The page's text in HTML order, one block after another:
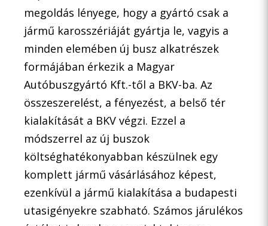
megoldás lényege, hogy a gyártó csak a
jármű karosszériáját gyártja le, vagyis a
minden elemében új busz alkatrészek
formájában érkezik a Magyar
Autóbuszgyártó Kft.-től a BKV-ba. Az
összeszerelést, a fényezést, a belső tér
kialakítását a BKV végzi. Ezzel a
módszerrel az új buszok
költséghatékonyabban készülnek egy
komplett jármű vásárlásához képest,
ezenkívül a jármű kialakítása a budapesti
utasigényekre szabható. Számos járulékos